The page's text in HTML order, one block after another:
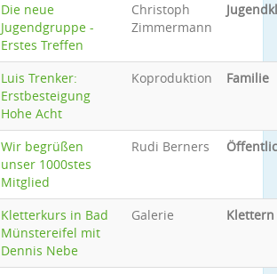
Die neue
Jugendgruppe -
Erstes Treffen
Christoph
Zimmermann
Luis Trenker:
Erstbesteigung
Hohe Acht
Koproduktion Familie
Wir begrüßen
unser 1000stes
Mitglied
Rudi Berners
Kletterkurs in Bad
Münstereifel mit
Dennis Nebe
Galerie Klettern